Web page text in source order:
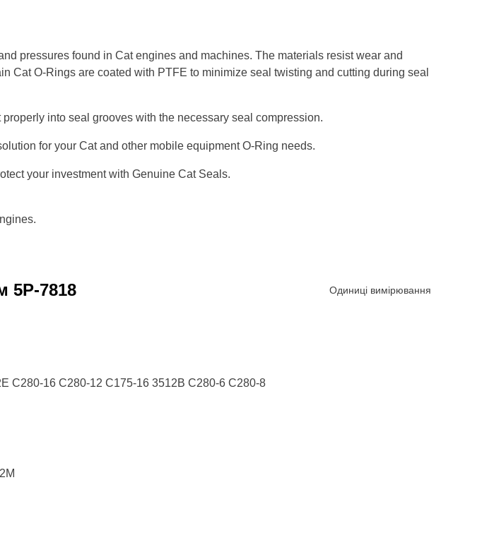
pressures found in Cat engines and machines. The materials resist wear and
Cat O-Rings are coated with PTFE to minimize seal twisting and cutting during seal
into seal grooves with the necessary seal compression.
for your Cat and other mobile equipment O-Ring needs.
your investment with Genuine Cat Seals.
5P-7818 Одиниці вимірювання
C280-16 C280-12 C175-16 3512B C280-6 C280-8